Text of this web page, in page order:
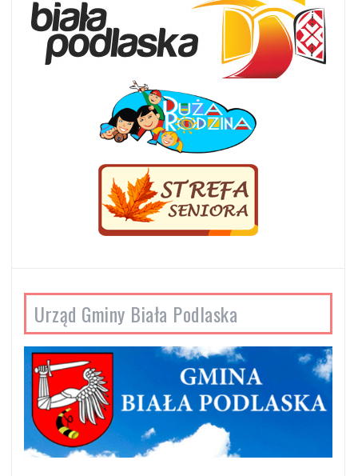
Urząd Gminy Biała Podlaska